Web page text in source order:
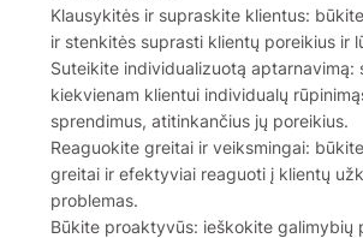
Klausykitės ir supraskite klientus:
ir stenkitės suprasti klientų poreikius ir
Suteikite individualizuotą aptarnavimą:
kiekvienam klientui individualų
sprendimus, atitinkančius jų poreikius.
Reaguokite greitai ir veiksmingai:
greitai ir efektyviai reaguoti į klientų
problemas.
Būkite proaktyvūs: ieškokite galimybių